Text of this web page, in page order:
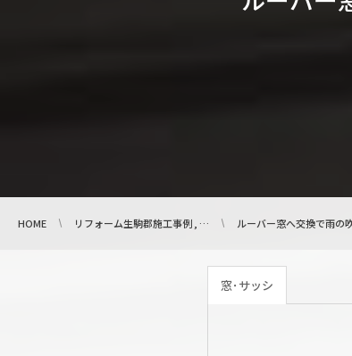
HOME リフォーム生駒郡施工事例 , … ルーバー窓へ交換で雨の
窓･サッシ